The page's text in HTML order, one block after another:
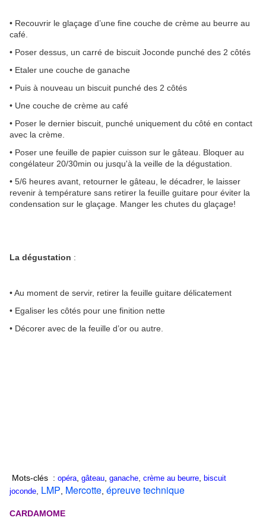
• Recouvrir le glaçage d’une fine couche de crème au beurre au
café.
• Poser dessus, un carré de biscuit Joconde punché des 2 côtés
• Etaler une couche de ganache
• Puis à nouveau un biscuit punché des 2 côtés
• Une couche de crème au café
• Poser le dernier biscuit, punché uniquement du côté en contact
avec la crème.
• Poser une feuille de papier cuisson sur le gâteau. Bloquer au
congélateur 20/30min ou jusqu'à la veille de la dégustation.
• 5/6 heures avant, retourner le gâteau, le décadrer, le laisser
revenir à température sans retirer la feuille guitare pour éviter la
condensation sur le glaçage. Manger les chutes du glaçage!
La dégustation :
• Au moment de servir, retirer la feuille guitare délicatement
• Egaliser les côtés pour une finition nette
• Décorer avec de la feuille d’or ou autre.
Mots-clés : opéra, gâteau, ganache, crème au beurre, biscuit
joconde, LMP, Mercotte, épreuve technique
CARDAMOME